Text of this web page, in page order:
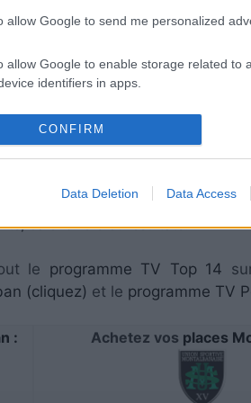
allow Google to send me personalized
allow Google to enable storage related to
identifiers in apps.
allow Google to enable storage related to
CONFIRM
Data Deletion Data Access
lieu sur CANAL+LIVE4 . Ce
2025 à 16h35. Pour vous
ici.
vous rendre chez notre
calendriers et résultats.
le programme TV Top 14
(cliquez) et le programme TV
: Achetez vos places